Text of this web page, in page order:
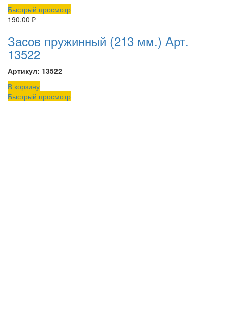
Быстрый просмотр
190.00 ₽
Засов пружинный (213 мм.) Арт.
13522
Артикул: 13522
В корзину
Быстрый просмотр